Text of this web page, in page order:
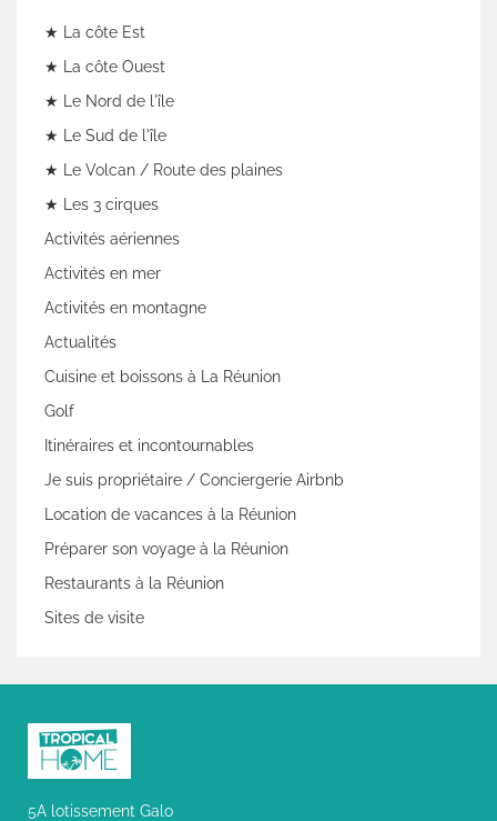
★ La côte Est
★ La côte Ouest
★ Le Nord de l'île
★ Le Sud de l'île
★ Le Volcan / Route des plaines
★ Les 3 cirques
Activités aériennes
Activités en mer
Activités en montagne
Actualités
Cuisine et boissons à La Réunion
Golf
Itinéraires et incontournables
Je suis propriétaire / Conciergerie Airbnb
Location de vacances à la Réunion
Préparer son voyage à la Réunion
Restaurants à la Réunion
Sites de visite
5A lotissement Galo